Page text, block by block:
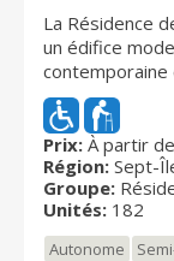
La Résidence
un édifice
contemporaine
Parmi les aires
vaste hall
gaz, des
résidents
extérieure
Prix: À partir
Région: Sept-
Groupe:
Unités: 182
Autonome